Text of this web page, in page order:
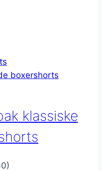
klassiske